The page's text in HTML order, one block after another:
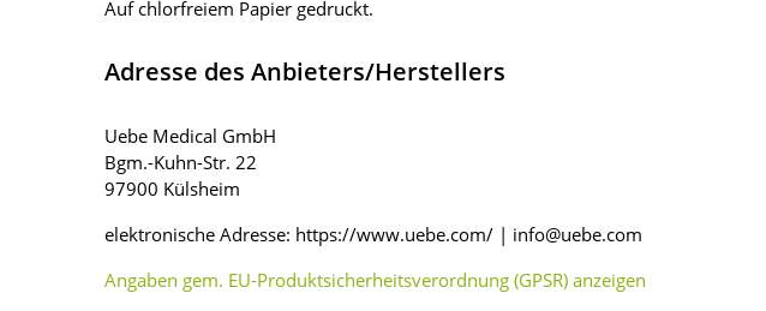
Auf chlorfreiem Papier gedruckt.
Adresse des Anbieters/Herstellers
Uebe Medical GmbH
Bgm.-Kuhn-Str. 22
97900 Külsheim
elektronische Adresse: https://www.uebe.com/ | info@uebe.com
Angaben gem. EU-Produktsicherheitsverordnung (GPSR) anzeigen